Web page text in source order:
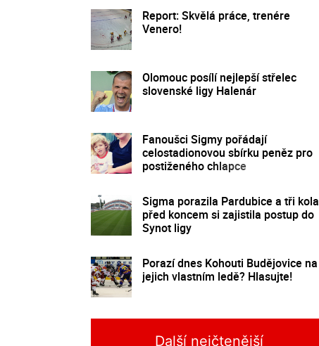
Report: Skvělá práce, trenére
Venero!
Olomouc posílí nejlepší střelec
slovenské ligy Halenár
Fanoušci Sigmy pořádají
celostadionovou sbírku peněz pro
postiženého chlapce
Sigma porazila Pardubice a tři kola
před koncem si zajistila postup do
Synot ligy
Porazí dnes Kohouti Budějovice na
jejich vlastním ledě? Hlasujte!
Další nejčtenější